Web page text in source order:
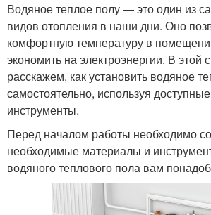
Водяное теплое полу — это один из
видов отопления в наши дни. Оно
комфортную температуру в
экономить на электроэнергии. В этой
расскажем, как установить водяное
самостоятельно, используя
инструменты.
Перед началом работы необходимо
необходимые материалы и
водяного теплового пола вам